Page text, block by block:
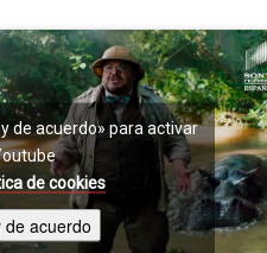
de acuerdo» para activar
de cookies
de acuerdo